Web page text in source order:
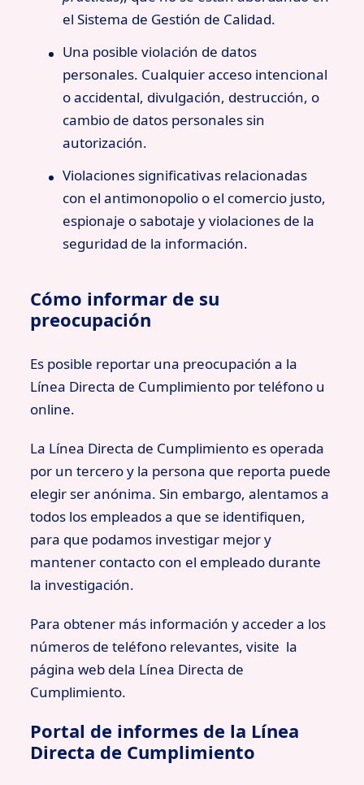
el Sistema de Gestión de Calidad.
Una posible violación de datos
personales. Cualquier acceso intencional
o accidental, divulgación, destrucción, o
cambio de datos personales sin
autorización.
Violaciones significativas relacionadas
con el antimonopolio o el comercio justo,
espionaje o sabotaje y violaciones de la
seguridad de la información.
Cómo informar de su
preocupación
Es posible reportar una preocupación a la
Línea Directa de Cumplimiento por teléfono u
online.
La Línea Directa de Cumplimiento es operada
por un tercero y la persona que reporta puede
elegir ser anónima. Sin embargo, alentamos a
todos los empleados a que se identifiquen,
para que podamos investigar mejor y
mantener contacto con el empleado durante
la investigación.
Para obtener más información y acceder a los
números de teléfono relevantes, visite la
página web dela Línea Directa de
Cumplimiento.
Portal de informes de la Línea
Directa de Cumplimiento